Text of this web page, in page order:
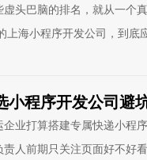
头巴脑的排名，就从一个
上海小程序开发公司，到底
小程序开发公司避
业打算搭建专属快递小程
人前期只关注页面好不好